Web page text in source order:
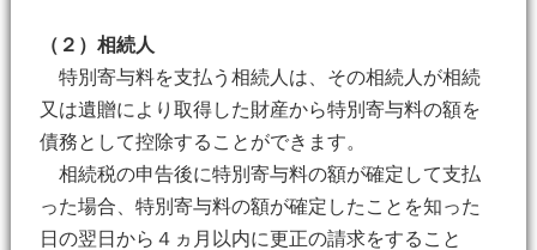
（２）相続人
特別寄与料を支払う相続人は、その相続人が相続
又は遺贈により取得した財産から特別寄与料の額を
債務として控除することができます。
相続税の申告後に特別寄与料の額が確定して支払
った場合、特別寄与料の額が確定したことを知った
日の翌日から４ヵ月以内に更正の請求をすること